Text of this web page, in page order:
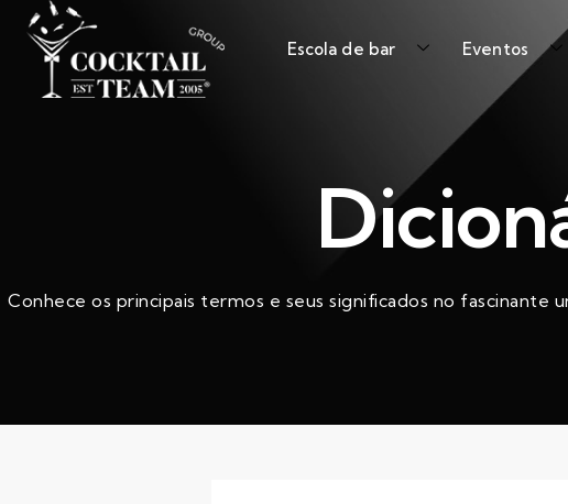
Escola de bar Eventos
Conhece os principais termos e seus significados no fascinante